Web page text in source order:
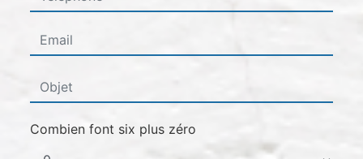
Combien font six plus zéro